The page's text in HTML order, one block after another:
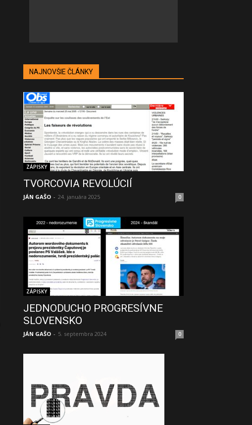
NAJNOVŠIE ČLÁNKY
ZÁPISKY
TVORCOVIA REVOLÚCIÍ
JÁN GAŠO - 24. januára 2025 0
ZÁPISKY
JEDNODUCHO PROGRESÍVNE
SLOVENSKO
JÁN GAŠO - 5. septembra 2024 0